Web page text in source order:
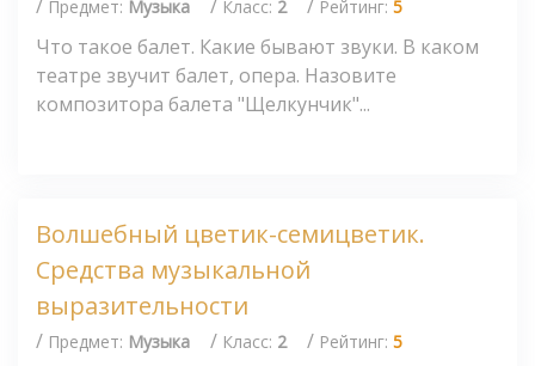
/ Предмет: Музыка / Класс: 2 / Рейтинг: 5
Что такое балет. Какие бывают звуки. В каком
театре звучит балет, опера. Назовите
композитора балета "Щелкунчик"...
Волшебный цветик-семицветик.
Средства музыкальной
выразительности
/ Предмет: Музыка / Класс: 2 / Рейтинг: 5